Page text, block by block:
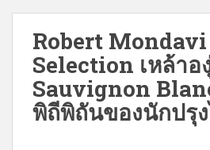
Robert
Selection เหล้า
Sauvignon
พิถีพิถันของนักปรุ